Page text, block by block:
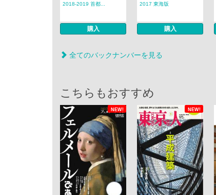
2018-2019 首都...
購入
2017 東海版
購入
全てのバックナンバーを見る
こちらもおすすめ
NEW! NEW!